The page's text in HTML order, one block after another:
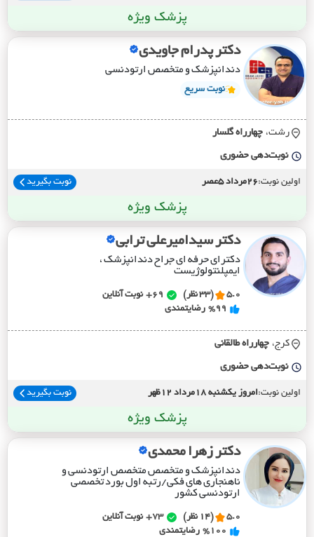
پزشک ویژه
دکتر پدرام جاویدی
دندانپزشک و متخصص ارتودنسی
نوبت سریع
رشت، چهارراه گلسار
نوبت‌دهی حضوری
اولین نوبت:26مرداد 5عصر نوبت بگیرید
پزشک ویژه
دکتر سیدامیرعلی ترابی
دکترای حرفه ای جراح دندانپزشک ،
ایمپلنتولوژیست
5.0 (33 نظر) 69+
نوبت آنلاین
%99 رضایتمندی
کرج، چهارراه طالقاني
نوبت‌دهی حضوری
اولین نوبت:امروز یکشنبه 18مرداد 12ظهر نوبت بگیرید
پزشک ویژه
دکتر زهرا محمدی
دندانپزشک و متخصص متخصص ارتودنسی و
ناهنجاری های فکی/رتبه اول بورد تخصصی
ارتودنسی کشور
5.0 (14 نظر) 73+
نوبت آنلاین
%100 رضایتمندی